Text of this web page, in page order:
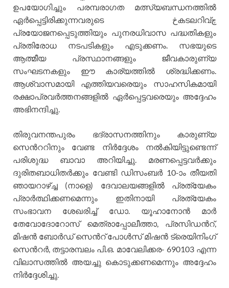
ഉപയോഗിച്ചും പരമ്പരാഗത മത്സ്യബന്ധനത്തില്‍
ഏര്‍പ്പെട്ടിരിക്കുന്നവരുടെ څകടലറിവ്چ
പ്രയോജനപ്പെടുത്തിയും പുനരധിവാസ പദ്ധതികളും
പ്രതിരോധ നടപടികളും എടുക്കണം. സഭയുടെ
ആത്മീയ പ്രസ്ഥാനങ്ങളും ജീവകാരുണ്യ
സംഘടനകളും ഈ കാര്യത്തില്‍ ശ്രദ്ധിക്കണം.
ആശ്വാസമായി എത്തിയവരെയും സാഹസികമായി
രക്ഷാപ്രവര്‍ത്തനങ്ങളില്‍ ഏര്‍പ്പെട്ടവരെയും അദ്ദേഹം
അഭിനന്ദിച്ചു.
തിരുവനന്തപുരം ഭദ്രാസനത്തിനും കാരുണ്യ
സെന്‍ററിനും വേണ്ട നിര്‍ദ്ദേശം നല്‍കിയിട്ടുണ്ടെന്ന്
പരിശുദ്ധ ബാവാ അറിയിച്ചു. മരണപ്പെട്ടവര്‍ക്കും
ദുരിതബാധിതര്‍ക്കും വേണ്ടി ഡിസംബര്‍ 10-ാം തീയതി
ഞായറാഴ്ച്ച (നാളെ) ദേവാലയങ്ങളില്‍ പ്രത്യേകം
പ്രാര്‍ത്ഥിക്കണമെന്നും ഇതിനായി പ്രത്യേകം
സംഭാവന ശേഖരിച്ച് ഡോ. യൂഹാനോന്‍ മാര്‍
തേവോദോറോസ് മെത്രാപ്പോലീത്താ, പ്രസിഡന്‍റ്,
മിഷന്‍ ബോര്‍ഡ് സെന്‍റ് പോള്‍സ് മിഷന്‍ ട്രെയിനിംഗ്
സെന്‍റര്‍, തട്ടാരമ്പലം പി.ഒ. മാവേലിക്കര- 690103 എന്ന
വിലാസത്തില്‍ അയച്ചു കൊടുക്കണമെന്നും അദ്ദേഹം
നിര്‍ദ്ദേശിച്ചു.